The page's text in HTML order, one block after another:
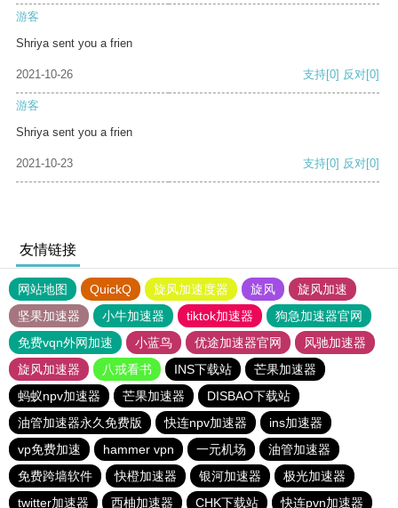
游客
Shriya sent you a frien
2021-10-26 支持[0] 反对[0]
游客
Shriya sent you a frien
2021-10-23 支持[0] 反对[0]
友情链接
网站地图 QuickQ 旋风加速度器 旋风
旋风加速
坚果加速器
小牛加速器 tiktok加速器
狗急加速器官网
免费vqn外网加速
小蓝鸟 优途加速器官网
风驰加速器
旋风加速器
八戒看书 INS下载站
芒果加速器
蚂蚁npv加速器
芒果加速器
DISBAO下载站
油管加速器永久免费版
快连npv加速器
ins加速器
vp免费加速
hammer vpn 一元机场
油管加速器
免费跨墙软件
快橙加速器 银河加速器
极光加速器
twitter加速器
西柚加速器 CHK下载站 快连pvn加速器